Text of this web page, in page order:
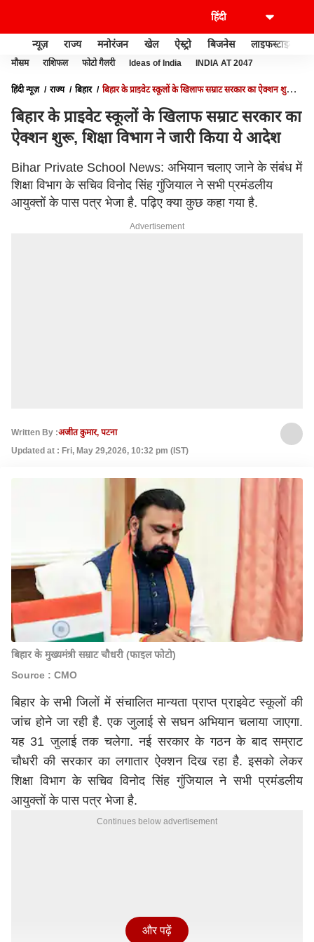
न्यूज़ राज्य मनोरंजन खेल ऐस्ट्रो बिजनेस लाइफस्टाइल
मौसम राशिफल फोटो गैलरी Ideas of India INDIA AT 2047
हिंदी न्यूज़ राज्य बिहार
बिहार के प्राइवेट स्कूलों के खिलाफ सम्राट सरकार का ऐक्शन शुरू,
बिहार के प्राइवेट स्कूलों के खिलाफ सम्राट सरकार का
ऐक्शन शुरू, शिक्षा विभाग ने जारी किया ये आदेश
Bihar Private School News: अभियान चलाए जाने के संबंध में
शिक्षा विभाग के सचिव विनोद सिंह गुंजियाल ने सभी प्रमंडलीय
आयुक्तों के पास पत्र भेजा है. पढ़िए क्या कुछ कहा गया है.
Advertisement
Written By :अजीत कुमार, पटना
Updated at : Fri, May 29,2026, 10:32 pm (IST)
बिहार के मुख्यमंत्री सम्राट चौधरी (फाइल फोटो)
Source : CMO
बिहार के सभी जिलों में संचालित मान्यता प्राप्त प्राइवेट स्कूलों की
जांच होने जा रही है. एक जुलाई से सघन अभियान चलाया जाएगा.
यह 31 जुलाई तक चलेगा. नई सरकार के गठन के बादसम्राट
चौधरीकी सरकार का लगातार ऐक्शन दिख रहा है. इसको लेकर
शिक्षा विभाग के सचिव विनोद सिंह गुंजियाल ने सभी प्रमंडलीय
आयुक्तों के पास पत्र भेजा है.
Continues below advertisement
और पढ़ें